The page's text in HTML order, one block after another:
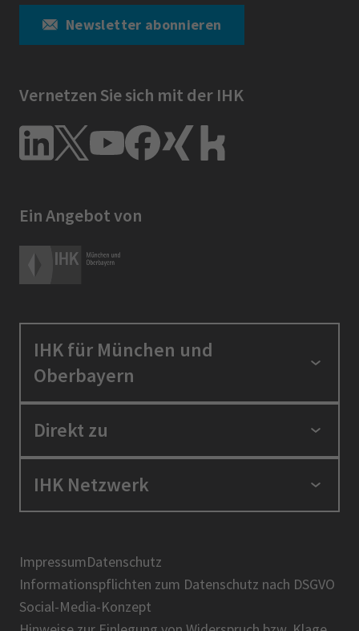
Newsletter abonnieren
Vernetzen Sie sich mit der IHK
Ein Angebot von
IHK für München und
Oberbayern
Standortpolitik
Berufszugang
Über uns
Direkt zu
Positionen
Presse
IHK-Magazin
IHK Netzwerk
BIHK
DIHK
AHK
ImpressumDatenschutz
Informationspflichten zum Datenschutz nach DSGVO
Social-Media-Konzept